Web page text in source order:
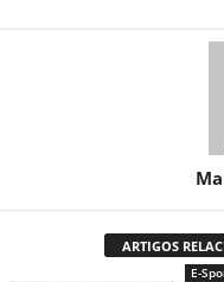
ARTIGOS
E-